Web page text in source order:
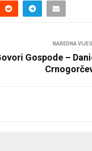
NAREDNA
Gospode –